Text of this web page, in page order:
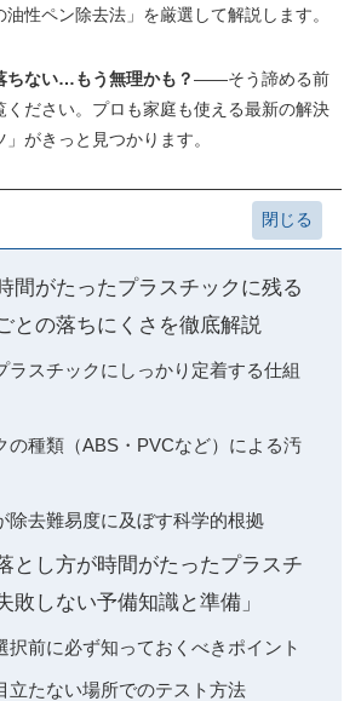
性ペン除去法」を厳選して解説します。
ちない…もう無理かも？――そう諦める前
ください。プロも家庭も使える最新の解決
がきっと見つかります。
間がたったプラスチックに残る
との落ちにくさを徹底解説
ラスチックにしっかり定着する仕組
の種類（ABS・PVCなど）による汚
除去難易度に及ぼす科学的根拠
とし方が時間がたったプラスチ
敗しない予備知識と準備」
択前に必ず知っておくべきポイント
立たない場所でのテスト方法